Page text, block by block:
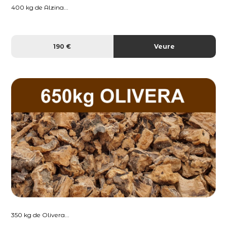
400 kg de Alzina...
190 € Veure
350 kg de Olivera...